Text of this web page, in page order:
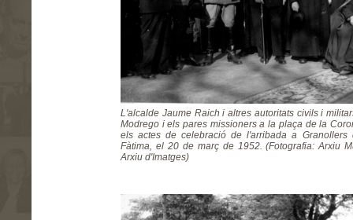
L'alcalde Jaume Raich i altres autoritats civils i
Modrego i els pares missioners a la plaça de la
els actes de celebració de l'arribada a
Fàtima, el 20 de març de 1952. (Fotografia: Arxiu
Arxiu d'Imatges)